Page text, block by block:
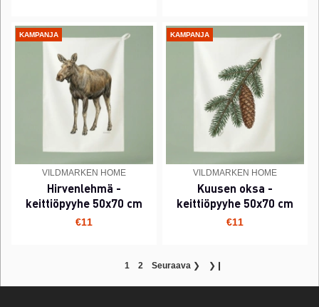
KAMPANJA
VILDMARKEN HOME
Hirvenlehmä -
keittiöpyyhe 50x70 cm
€11
KAMPANJA
VILDMARKEN HOME
Kuusen oksa -
keittiöpyyhe 50x70 cm
€11
1 2 Seuraava ❯ ❯❙